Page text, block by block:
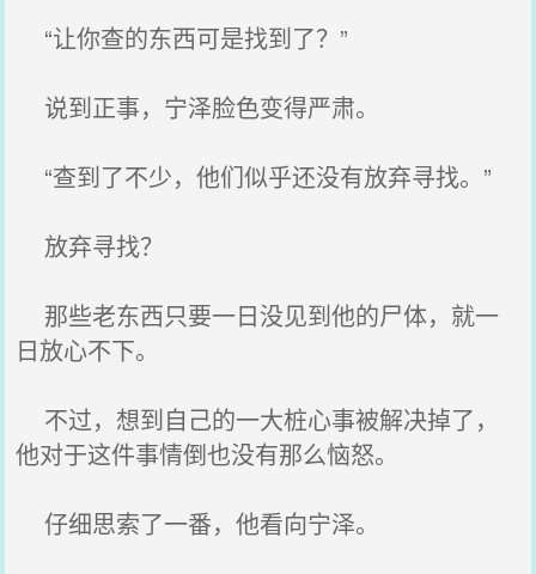
“让你查的东西可是找到了？”
说到正事，宁泽脸色变得严肃。
“查到了不少，他们似乎还没有放弃寻找。”
放弃寻找？
那些老东西只要一日没见到他的尸体，就一
日放心不下。
不过，想到自己的一大桩心事被解决掉了，
他对于这件事情倒也没有那么恼怒。
仔细思索了一番，他看向宁泽。